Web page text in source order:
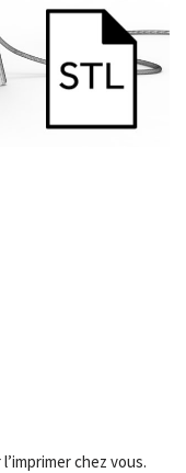
chez vous.